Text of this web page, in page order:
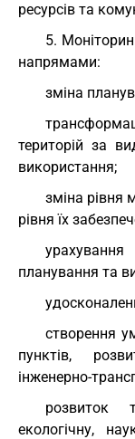
ресурсів та
5.
напрямами:
зміна
територій за
використання;
зміна рівня
рівня їх
планування та
створення
пунктів,
інженерно-
розвиток
екологічну,